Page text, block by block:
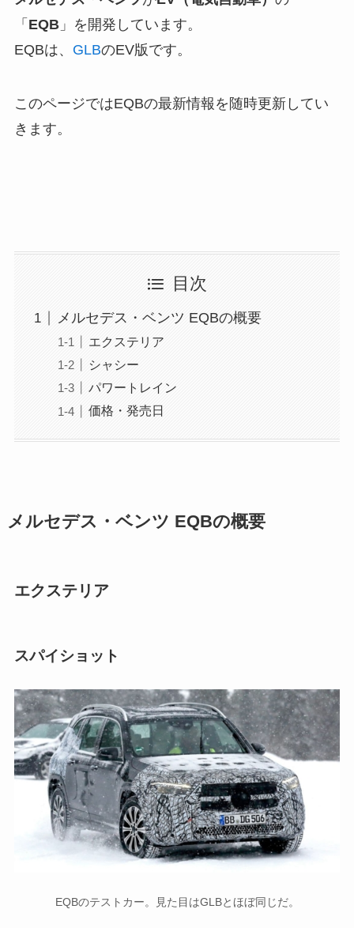
「 EQB」を開発しています。
EQBは、 GLBのEV版です。
このページではEQBの最新情報を随時更新してい
きます。
目次
メルセデス・ベンツ EQBの概要
エクステリア
シャシー
パワートレイン
価格・発売日
メルセデス・ベンツ EQBの概要
エクステリア
スパイショット
EQBのテストカー。見た目はGLBとほぼ同じだ。